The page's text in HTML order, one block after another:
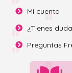
Mi cuenta
¿Tienes
Preguntas